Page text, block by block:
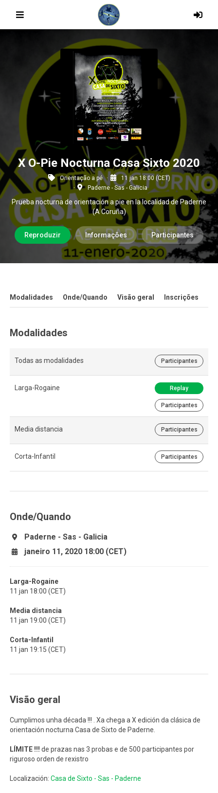
X O-Pie Nocturna Casa Sixto 2020
Orientação a pé
11 jan 18:00 (CET)
Paderne - Sas - Galicia
Prueba nocturna de orientación a pie en la localidad de Paderne
(A Coruña)
Reproduzir Informações Participantes
Modalidades Onde/Quando Visão geral Inscrições
Modalidades
Todas as modalidades Participantes
Larga-Rogaine Replay
Participantes
Media distancia Participantes
Corta-Infantil Participantes
Onde/Quando
Paderne - Sas - Galicia
janeiro 11, 2020 18:00 (CET)
Larga-Rogaine
11 jan 18:00 (CET)
Media distancia
11 jan 19:00 (CET)
Corta-Infantil
11 jan 19:15 (CET)
Visão geral
Cumplimos unha década !!! . Xa chega a X edición da clásica de
orientación nocturna Casa de Sixto de Paderne.
LÍMITE !!! de prazas nas 3 probas e de 500 participantes por
riguroso orden de rexistro
Localización: Casa de Sixto - Sas - Paderne